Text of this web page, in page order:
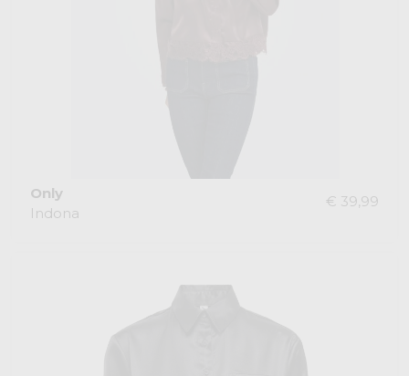
Only
Indona
€ 39,99